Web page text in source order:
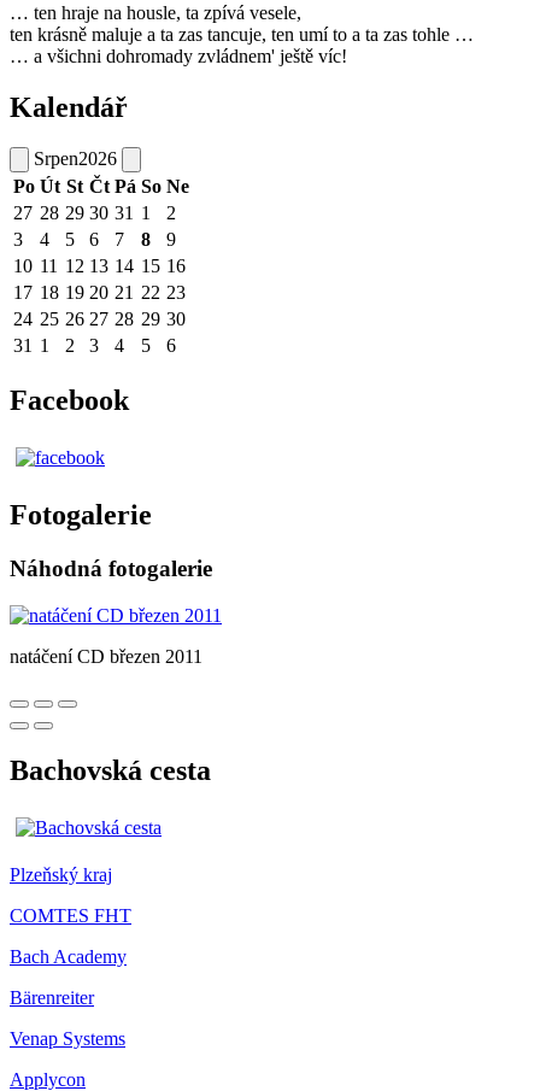
… ten hraje na housle, ta zpívá vesele,
ten krásně maluje a ta zas tancuje, ten umí to a ta zas tohle …
… a všichni dohromady zvládnem' ještě víc!
Kalendář
Srpen2026
Po Út St Čt Pá So Ne
27 28 29 30 31 1
2
3
4 5 6 7 8
9
10 11 12 13 14 15 16
17 18 19 20 21 22 23
24 25 26 27 28 29 30
31 1 2 3 4 5 6
Facebook
Fotogalerie
Náhodná fotogalerie
natáčení CD březen 2011
Bachovská cesta
Plzeňský kraj
COMTES FHT
Bach Academy
Bärenreiter
Venap Systems
Applycon